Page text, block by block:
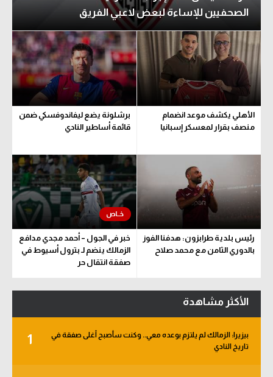
الصحفيين للإساءة لبعض لاعبي الفريق
الأهلي يكشف موعد انضمام
منصف بقرار لمعسكر إسبانيا
برشلونة يضع ليفاندوفسكي ضمن
قائمة أساطير النادي
رئيس بلدية طرابزون: هدفنا الفوز
بالدوري الثامن مع محمد صلاح
خبر في الجول – أحمد مجدي مدافع
الزمالك ينضم لـ بترول أسيوط في
صفقة انتقال حر
الأكثر مشاهدة
1
بيزيرا: الزمالك لم يلتزم بوعده معي.. وكنت سأصبح أغلى صفقة في
تاريخ النادي